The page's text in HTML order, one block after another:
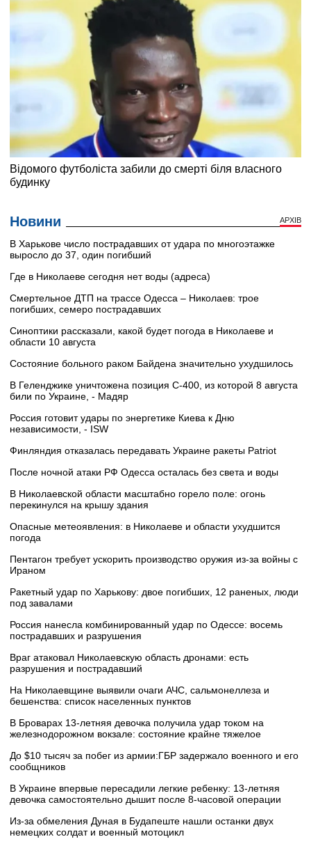
Новини АРХІВ
В Харькове число пострадавших от удара по многоэтажке
выросло до 37, один погибший
Где в Николаеве сегодня нет воды (адреса)
Смертельное ДТП на трассе Одесса – Николаев: трое
погибших, семеро пострадавших
Синоптики рассказали, какой будет погода в Николаеве и
области 10 августа
Состояние больного раком Байдена значительно ухудшилось
В Геленджике уничтожена позиция С-400, из которой 8 августа
били по Украине, - Мадяр
Россия готовит удары по энергетике Киева к Дню
независимости, - ISW
Финляндия отказалась передавать Украине ракеты Patriot
После ночной атаки РФ Одесса осталась без света и воды
В Николаевской области масштабно горело поле: огонь
перекинулся на крышу здания
Опасные метеоявления: в Николаеве и области ухудшится
погода
Пентагон требует ускорить производство оружия из-за войны с
Ираном
Ракетный удар по Харькову: двое погибших, 12 раненых, люди
под завалами
Россия нанесла комбинированный удар по Одессе: восемь
пострадавших и разрушения
Враг атаковал Николаевскую область дронами: есть
разрушения и пострадавший
На Николаевщине выявили очаги АЧС, сальмонеллеза и
бешенства: список населенных пунктов
В Броварах 13-летняя девочка получила удар током на
железнодорожном вокзале: состояние крайне тяжелое
До $10 тысяч за побег из армии:ГБР задержало военного и его
сообщников
В Украине впервые пересадили легкие ребенку: 13-летняя
девочка самостоятельно дышит после 8-часовой операции
Из-за обмеления Дуная в Будапеште нашли останки двух
немецких солдат и военный мотоцикл